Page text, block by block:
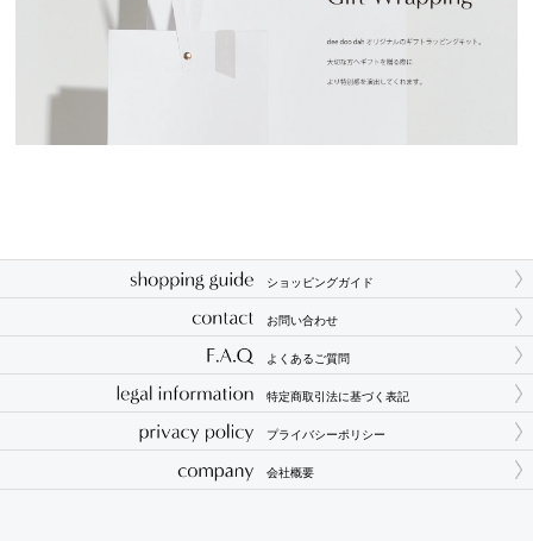
ショッピングガイド
お問い合わせ
よくあるご質問
特定商取引法に基づく表記
プライバシーポリシー
会社概要